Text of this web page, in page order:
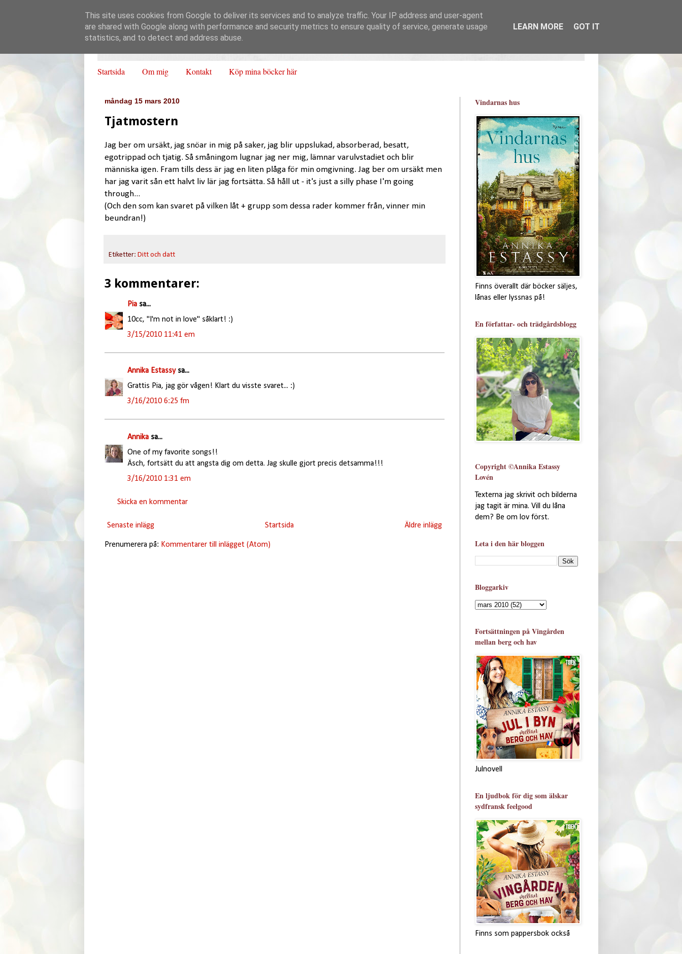
Startsida Om mig Kontakt Köp mina böcker här
måndag 15 mars 2010
Tjatmostern
Jag ber om ursäkt, jag snöar in mig på saker, jag blir uppslukad, absorberad, besatt,
egotrippad och tjatig. Så småningom lugnar jag ner mig, lämnar varulvstadiet och blir
människa igen. Fram tills dess är jag en liten plåga för min omgivning. Jag ber om ursäkt men
har jag varit sån ett halvt liv lär jag fortsätta. Så håll ut - it's just a silly phase I'm going
through...
(Och den som kan svaret på vilken låt + grupp som dessa rader kommer från, vinner min
beundran!)
Etiketter: Ditt och datt
3 kommentarer:
Piasa...
10cc, "I'm not in love" såklart! :)
3/15/2010 11:41 em
Annika Estassysa...
Grattis Pia, jag gör vågen! Klart du visste svaret... :)
3/16/2010 6:25 fm
Annikasa...
One of my favorite songs!!
Äsch, fortsätt du att angsta dig om detta. Jag skulle gjort precis detsamma!!!
3/16/2010 1:31 em
Skicka en kommentar
Senaste inlägg Äldre inlägg
Startsida
Prenumerera på: Kommentarer till inlägget (Atom)
Vindarnas hus
Finns överallt där böcker säljes,
lånas eller lyssnas på!
En författar- och trädgårdsblogg
Copyright ©Annika Estassy
Lovén
Texterna jag skrivit och bilderna
jag tagit är mina. Vill du låna
dem? Be om lov först.
Leta i den här bloggen
Bloggarkiv
Fortsättningen på Vingården
mellan berg och hav
Julnovell
En ljudbok för dig som älskar
sydfransk feelgood
Finns som pappersbok också
This site uses cookies from Google to deliver its services and to analyze traffic. Your IP address and user-agent
are shared with Google along with performance and security metrics to ensure quality of service, generate usage
statistics, and to detect and address abuse.
LEARN MORE GOT IT